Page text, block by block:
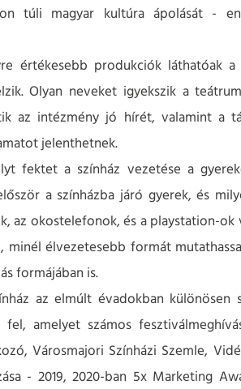
túli magyar kultúra ápolását -
értékesebb produkciók láthatóak
Olyan neveket igyekszik a
az intézmény jó hírét, valamint a
jelenthetnek.
fektet a színház vezetése a
a színházba járó gyerek, és
az okostelefonok, és a playstation-
élvezetesebb formát
formájában is.
az elmúlt évadokban
amelyet számos
Városmajori Színházi Szemle,
- 2019, 2020-ban 5x Marketing